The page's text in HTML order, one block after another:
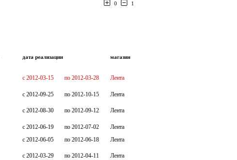
0 1
дата реализации магазин
c 2012-03-15 по 2012-03-28 Лента
c 2012-09-25 по 2012-10-15
Лента
c 2012-08-30 по 2012-09-12 Лента
c 2012-06-19 по 2012-07-02
Лента
c 2012-06-05 по 2012-06-18
Лента
c 2012-03-29 по 2012-04-11 Лента